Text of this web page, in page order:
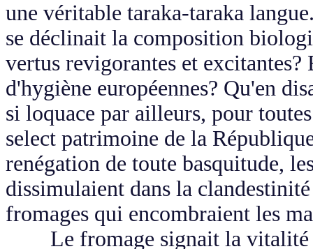
une véritable taraka-taraka
se déclinait la composition
vertus revigorantes et
d'hygiène européennes? Qu'en
si loquace par ailleurs, pour
select patrimoine de la
renégation de toute basquitude,
dissimulaient dans la
fromages qui encombraient les
Le fromage signait la vitalité